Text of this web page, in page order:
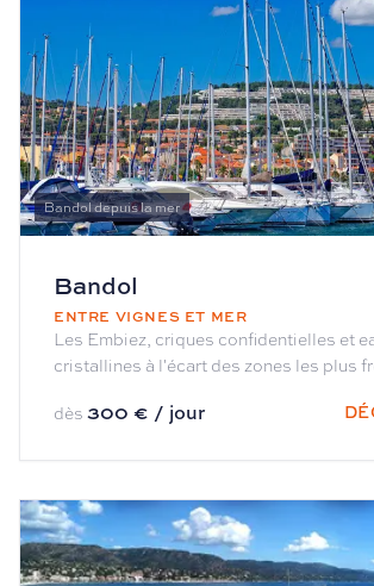
Bandol depuis la mer
Bandol
ENTRE VIGNES ET MER
Les Embiez, criques confidentielles et
cristallines à l'écart des zones les plus
dès 300 € / jour